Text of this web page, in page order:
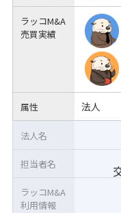
ラッコM&A
売買実績
属性 法人
法人名
担当者名
ラッコM&A
利用情報